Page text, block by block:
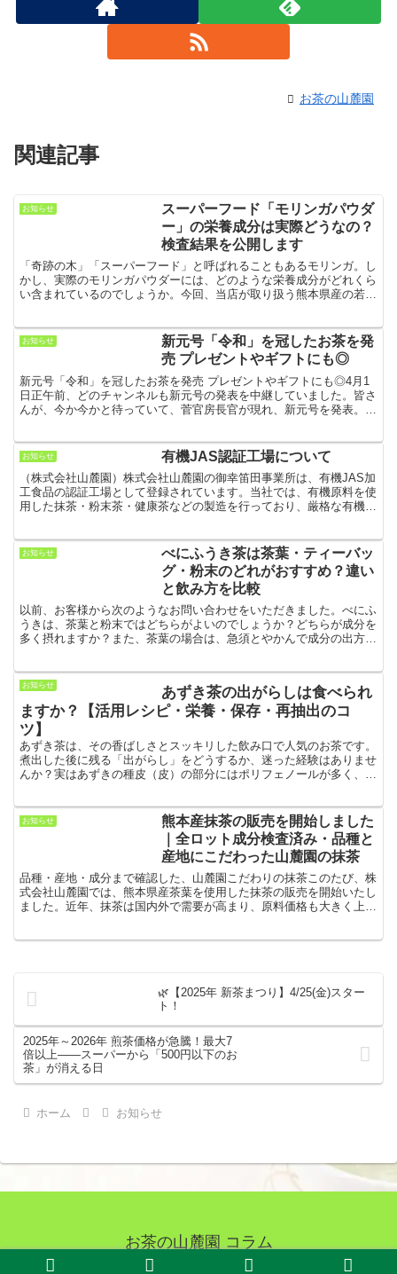
お茶の山麓園
関連記事
お知らせ
スーパーフード「モリンガパウダ
ー」の栄養成分は実際どうなの？
検査結果を公開します
「奇跡の木」「スーパーフード」と呼ばれることもあるモリンガ。し
かし、実際のモリンガパウダーには、どのような栄養成分がどれくら
い含まれているのでしょうか。今回、当店が取り扱う熊本県産の若木
お知らせ
新元号「令和」を冠したお茶を発
売 プレゼントやギフトにも◎
新元号「令和」を冠したお茶を発売 プレゼントやギフトにも◎4月1
日正午前、どのチャンネルも新元号の発表を中継していました。皆さ
んが、今か今かと待っていて、菅官房長官が現れ、新元号を発表。新
お知らせ 有機JAS認証工場について
（株式会社山麓園）株式会社山麓園の御幸笛田事業所は、有機JAS加
工食品の認証工場として登録されています。当社では、有機原料を使
用した抹茶・粉末茶・健康茶などの製造を行っており、厳格な有機
お知らせ
べにふうき茶は茶葉・ティーバッ
グ・粉末のどれがおすすめ？違い
と飲み方を比較
以前、お客様から次のようなお問い合わせをいただきました。べにふ
うきは、茶葉と粉末ではどちらがよいのでしょうか？どちらが成分を
多く摂れますか？また、茶葉の場合は、急須とやかんで成分の出方が
お知らせ
あずき茶の出がらしは食べられ
ますか？【活用レシピ・栄養・保存・再抽出のコ
ツ】
あずき茶は、その香ばしさとスッキリした飲み口で人気のお茶です。
煮出した後に残る「出がらし」をどうするか、迷った経験はありませ
んか？実はあずきの種皮（皮）の部分にはポリフェノールが多く、煮
お知らせ
熊本産抹茶の販売を開始しました
｜全ロット成分検査済み・品種と
産地にこだわった山麓園の抹茶
品種・産地・成分まで確認した、山麓園こだわりの抹茶このたび、株
式会社山麓園では、熊本県産茶葉を使用した抹茶の販売を開始いたし
ました。近年、抹茶は国内外で需要が高まり、原料価格も大きく上昇
🌿【2025年 新茶まつり】4/25(金)スター
ト！
2025年～2026年 煎茶価格が急騰！最大7
倍以上——スーパーから「500円以下のお
茶」が消える日
ホーム お知らせ
お茶の山麓園 コラム
© 2019 お茶の山麓園 コラム.